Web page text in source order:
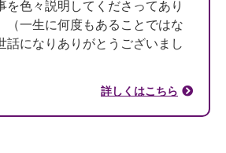
を色々説明してくださってあり
（一生に何度もあることではな
話になりありがとうございまし
詳しくはこちら